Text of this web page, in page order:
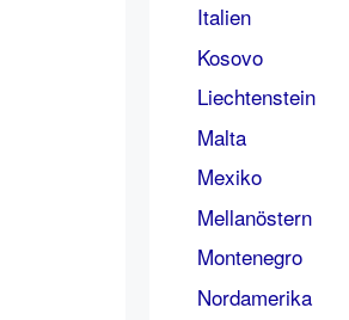
Italien
Kosovo
Liechtenstein
Malta
Mexiko
Mellanöstern
Montenegro
Nordamerika